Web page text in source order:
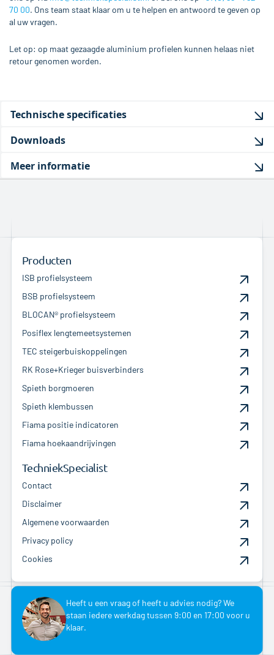
70 00. Ons team staat klaar om u te helpen en antwoord te geven op
al uw vragen.
Let op: op maat gezaagde aluminium profielen kunnen helaas niet
retour genomen worden.
Technische specificaties
Downloads
Meer informatie
Producten
ISB profielsysteem
BSB profielsysteem
BLOCAN® profielsysteem
Posiflex lengtemeetsystemen
TEC steigerbuiskoppelingen
RK Rose+Krieger buisverbinders
Spieth borgmoeren
Spieth klembussen
Fiama positie indicatoren
Fiama hoekaandrijvingen
TechniekSpecialist
Contact
Disclaimer
Algemene voorwaarden
Privacy policy
Cookies
Heeft u een vraag of heeft u advies nodig? We
staan iedere werkdag tussen 9:00 en 17:00 voor u
klaar.